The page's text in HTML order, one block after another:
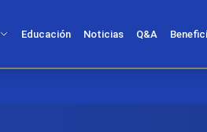
Educación Noticias Q&A